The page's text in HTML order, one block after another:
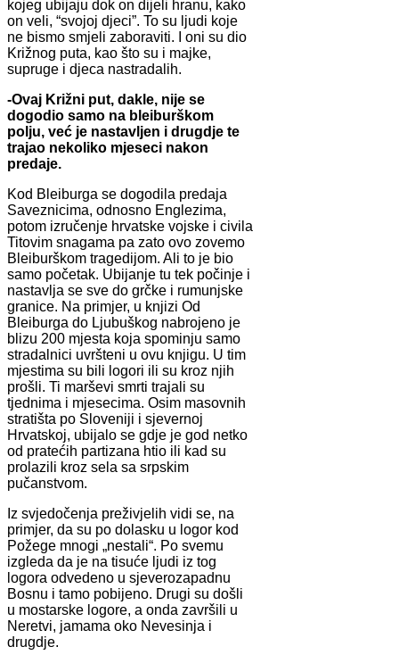
kojeg ubijaju dok on dijeli hranu, kako
on veli, “svojoj djeci”. To su ljudi koje
ne bismo smjeli zaboraviti. I oni su dio
Križnog puta, kao što su i majke,
supruge i djeca nastradalih.
-Ovaj Križni put, dakle, nije se
dogodio samo na bleiburškom
polju, već je nastavljen i drugdje te
trajao nekoliko mjeseci nakon
predaje.
Kod Bleiburga se dogodila predaja
Saveznicima, odnosno Englezima,
potom izručenje hrvatske vojske i civila
Titovim snagama pa zato ovo zovemo
Bleiburškom tragedijom. Ali to je bio
samo početak. Ubijanje tu tek počinje i
nastavlja se sve do grčke i rumunjske
granice. Na primjer, u knjizi Od
Bleiburga do Ljubuškog nabrojeno je
blizu 200 mjesta koja spominju samo
stradalnici uvršteni u ovu knjigu. U tim
mjestima su bili logori ili su kroz njih
prošli. Ti marševi smrti trajali su
tjednima i mjesecima. Osim masovnih
stratišta po Sloveniji i sjevernoj
Hrvatskoj, ubijalo se gdje je god netko
od pratećih partizana htio ili kad su
prolazili kroz sela sa srpskim
pučanstvom.
Iz svjedočenja preživjelih vidi se, na
primjer, da su po dolasku u logor kod
Požege mnogi „nestali“. Po svemu
izgleda da je na tisuće ljudi iz tog
logora odvedeno u sjeverozapadnu
Bosnu i tamo pobijeno. Drugi su došli
u mostarske logore, a onda završili u
Neretvi, jamama oko Nevesinja i
drugdje.